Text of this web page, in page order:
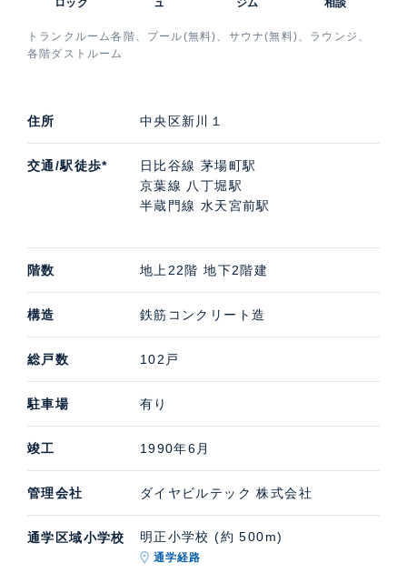
ロック
ュ
ジム
相談
トランクルーム各階、プール(無料)、サウナ(無料)、ラウンジ、
各階ダストルーム
住所 中央区新川１
交通/駅徒歩*
日比谷線 茅場町駅
京葉線 八丁堀駅
半蔵門線 水天宮前駅
階数 地上22階 地下2階建
構造 鉄筋コンクリート造
総戸数 102戸
駐車場 有り
竣工 1990年6月
管理会社 ダイヤビルテック 株式会社
通学区域小学校 明正小学校 (約 500m)
通学経路